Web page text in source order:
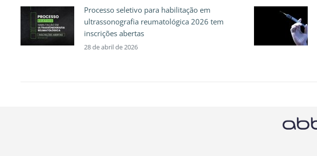
Processo seletivo para habilitação em
ultrassonografia reumatológica 2026 tem
inscrições abertas
28 de abril de 2026